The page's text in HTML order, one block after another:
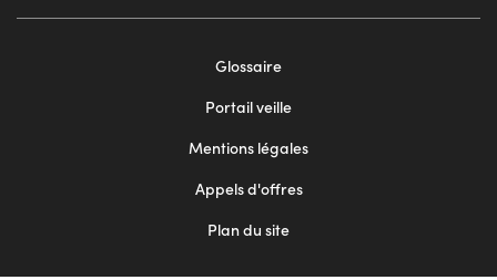
Glossaire
Portail veille
Mentions légales
Appels d'offres
Plan du site